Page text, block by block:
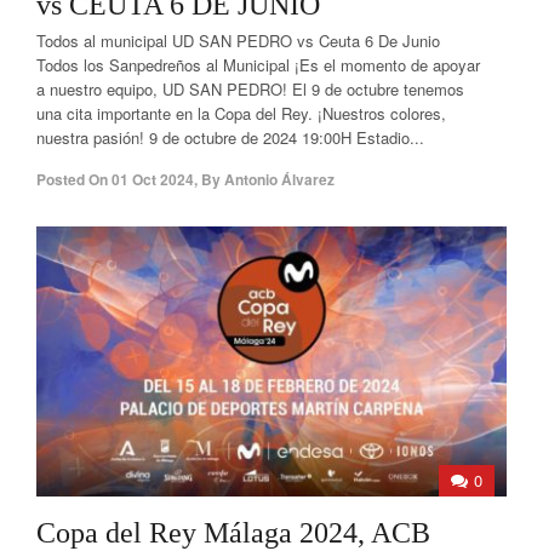
Todos al municipal UD SAN PEDRO vs Ceuta 6 De Junio
Todos los Sanpedreños al Municipal ¡Es el momento de apoyar
a nuestro equipo, UD SAN PEDRO! El 9 de octubre tenemos
una cita importante en la Copa del Rey. ¡Nuestros colores,
nuestra pasión! 9 de octubre de 2024 19:00H Estadio...
Posted On01 Oct 2024, ByAntonio Álvarez
0
Copa del Rey Málaga 2024, ACB